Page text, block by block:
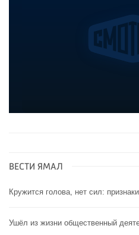
ВЕСТИ ЯМАЛ
Кружится голова, нет сил:
Ушёл из жизни общественный